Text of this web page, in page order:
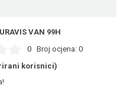
VAN 99H
0 Broj ocjena: 0
korisnici)